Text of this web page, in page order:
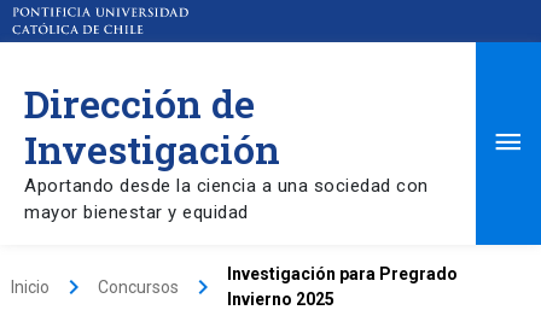
Dirección de
Investigación
Aportando desde la ciencia a una sociedad con
mayor bienestar y equidad
Inicio keyboard_arrow_right Concursos keyboard_arrow_right
Investigación para Pregrado
Invierno 2025